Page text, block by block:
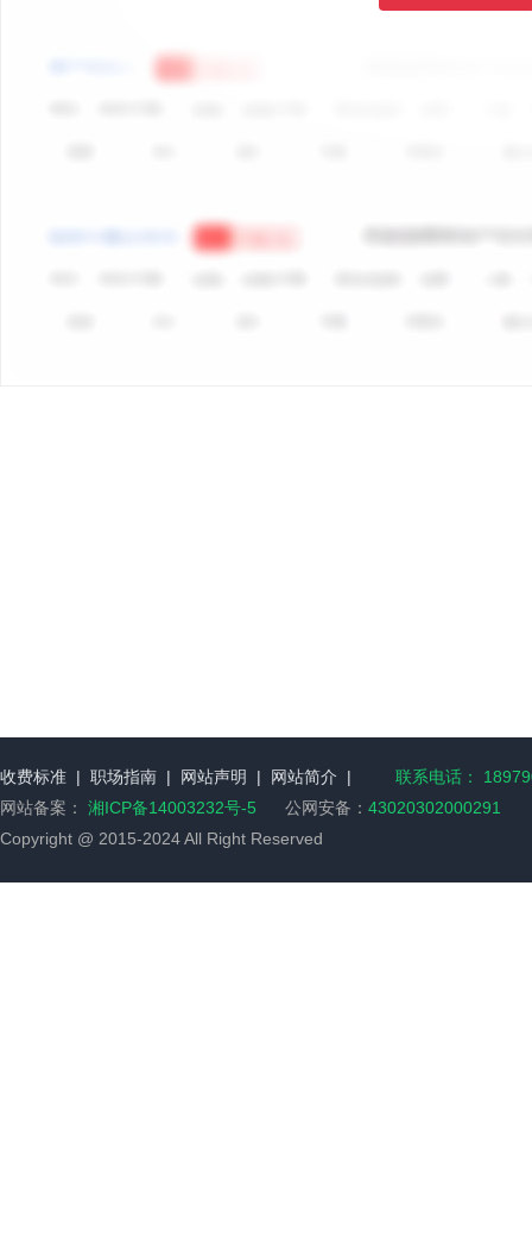
收费标准 | 职场指南 | 网站声明 | 网站简介 |
联系电话：
网站备案： 湘ICP备14003232号-5 公网安备： 43020302000291
Copyright @ 2015-2024 All Right Reserved